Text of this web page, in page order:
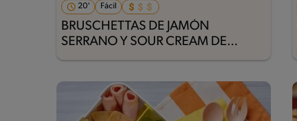
20' Fácil
BRUSCHETTAS DE JAMÓN
SERRANO Y SOUR CREAM DE
LECHE KLIM®